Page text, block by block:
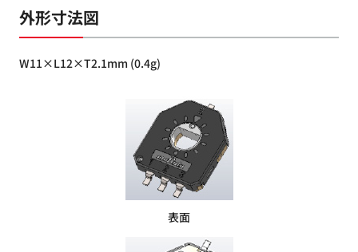
外形寸法図
W11×L12×T2.1mm (0.4g)
表面